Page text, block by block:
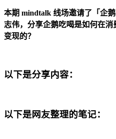
本期 mindtalk 线场邀请了「企
志伟，分享企鹅吃喝是如何在
变现的？
以下是分享内容：
以下是网友整理的笔记：